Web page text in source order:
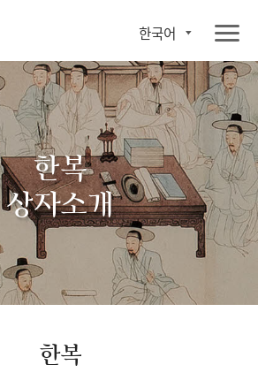
한국어
한복
상자소개
한복